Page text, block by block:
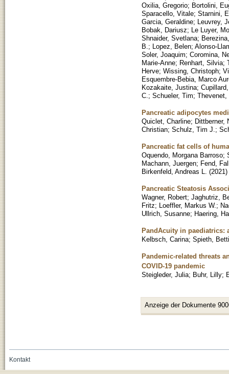
Oxilia, Gregorio; Bortolini,
Sparacello, Vitale; Starnini,
Garcia, Geraldine; Leuvrey,
Bobak, Dariusz; Le Luyer,
Shnaider, Svetlana;
B. ; Lopez, Belen; Alonso-
Soler, Joaquim; Coromina,
Marie-Anne; Renhart, Silvia;
Herve; Wissing, Christoph;
Esquembre-Bebia, Marco
Kozakaite, Justina;
C. ; Schueler, Tim; Thevenet,
Pancreatic adipocytes
Quiclet, Charline; Dittberner,
Christian; Schulz, Tim J. ;
Pancreatic fat cells of
Oquendo, Morgana Barroso;
Machann, Juergen; Fend,
Birkenfeld, Andreas L.
(2021)
Pancreatic Steatosis
Wagner, Robert; Jaghutriz,
Fritz; Loeffler, Markus W. ;
Ullrich, Susanne; Haering,
PandAcuity in paediatrics:
Kelbsch, Carina; Spieth,
Pandemic-related threats
COVID-19 pandemic
Steigleder, Julia; Buhr, Lilly;
Anzeige der Dokumente
Kontakt